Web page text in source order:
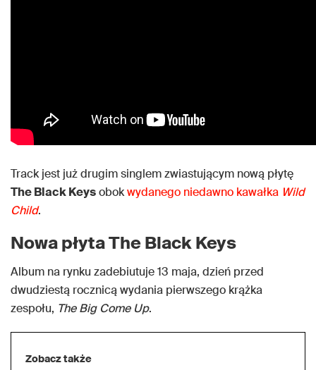
Track jest już drugim singlem zwiastującym nową płytę
The Black Keysobokwydanego niedawno kawałka Wild
Child.
Nowa płyta The Black Keys
Album na rynku zadebiutuje 13 maja, dzień przed
dwudziestą rocznicą wydania pierwszego krążka
zespołu, The Big Come Up.
Zobacz także